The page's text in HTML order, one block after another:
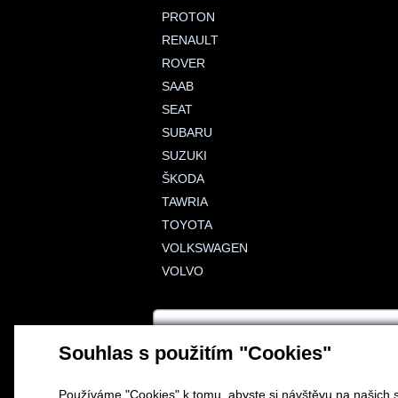
Souhlas s použitím "Cookies"
Používáme "Cookies" k tomu, abyste si návštěvu na
PROTON
RENAULT
ROVER
SAAB
SEAT
SUBARU
SUZUKI
ŠKODA
TAWRIA
TOYOTA
VOLKSWAGEN
VOLVO